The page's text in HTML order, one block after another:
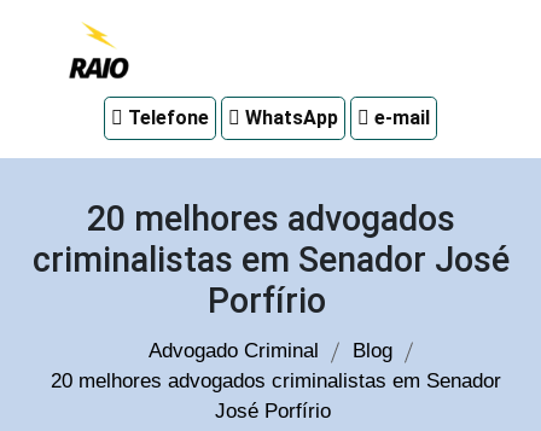
em
Telefone WhatsApp e-mail
20 melhores advogados
criminalistas em Senador José
Porfírio
Advogado Criminal
Blog
20 melhores advogados criminalistas em Senador
José Porfírio